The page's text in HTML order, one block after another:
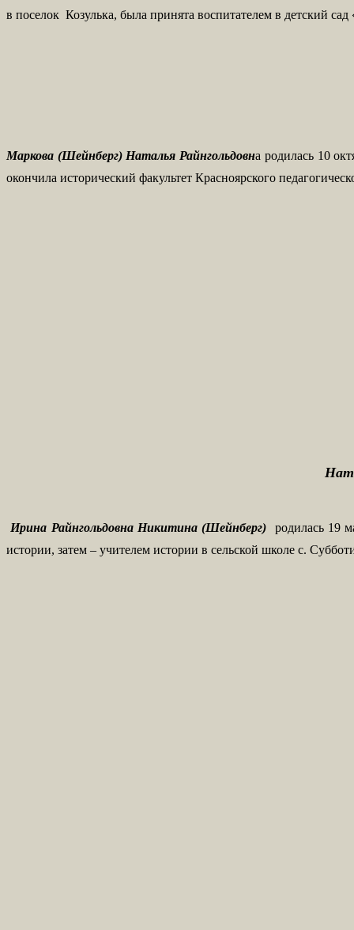
в поселок Козулька, была принята воспитателем в детский
Маркова (Шейнберг) Наталья Райнгольдовна родилась 10
окончила исторический факультет Красноярского
Ирина Райнгольдовна Никитина (Шейнберг) родилась 19
истории, затем – учителем истории в сельской школе с.